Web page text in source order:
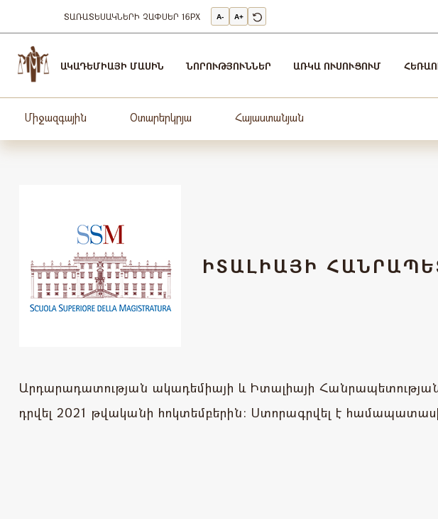
ՏԱՌԱՏԵՍԱԿՆԵՐԻ ՉԱՓՍԵՐ 16PX A- A+
Ակադեմիա
-
ԱԿԱԴԵՄԻԱՅԻ ՄԱՍԻՆ ՆՈՐՈՒԹՅՈՒՆՆԵՐ ԱՌԿԱ ՈՒՍՈՒՑՈՒՄ
Միջազգային Օտարերկրյա Հայաստանյան
ԻՏԱԼԻԱՅԻ
Արդարադատության ակադեմիայի և Իտալիայի
դրվել 2021 թվականի հոկտեմբերին: Ստորագրվել է